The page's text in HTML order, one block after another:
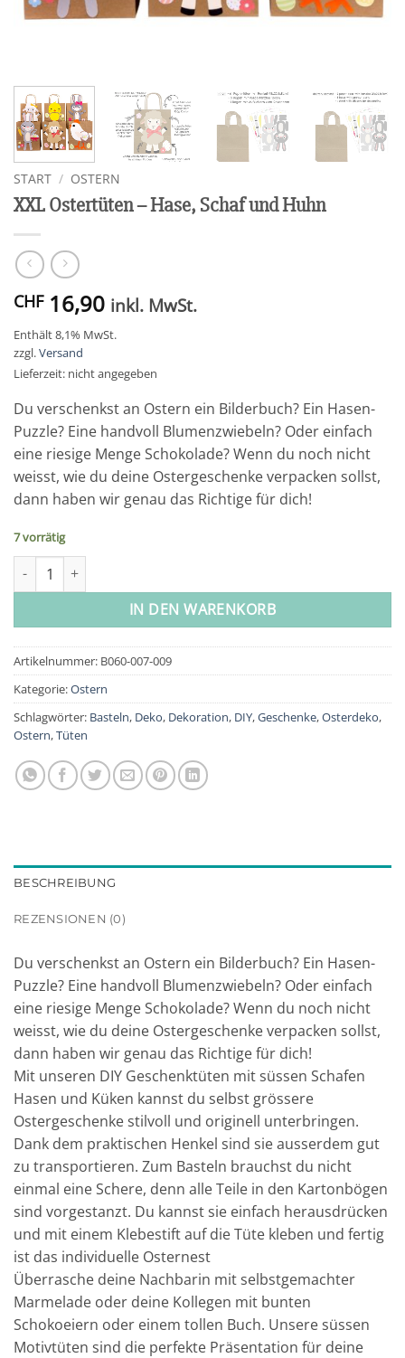
START / OSTERN
XXL Ostertüten – Hase, Schaf und Huhn
CHF16,90 inkl. MwSt.
Enthält 8,1% MwSt.
zzgl.Versand
Lieferzeit: nicht angegeben
Du verschenkst an Ostern ein Bilderbuch? Ein Hasen-
Puzzle? Eine handvoll Blumenzwiebeln? Oder einfach
eine riesige Menge Schokolade? Wenn du noch nicht
weisst, wie du deine Ostergeschenke verpacken sollst,
dann haben wir genau das Richtige für dich!
7 vorrätig
XXL Ostertüten - Hase, Schaf und Huhn Menge
IN DEN WARENKORB
Artikelnummer: B060-007-009
Kategorie:Ostern
Schlagwörter: Basteln, Deko, Dekoration, DIY,Geschenke,Osterdeko,
Ostern,Tüten
BESCHREIBUNG
REZENSIONEN (0)
Du verschenkst an Ostern ein Bilderbuch? Ein Hasen-
Puzzle? Eine handvoll Blumenzwiebeln? Oder einfach
eine riesige Menge Schokolade? Wenn du noch nicht
weisst, wie du deine Ostergeschenke verpacken sollst,
dann haben wir genau das Richtige für dich!
Mit unseren DIY Geschenktüten mit süssen Schafen
Hasen und Küken kannst du selbst grössere
Ostergeschenke stilvoll und originell unterbringen.
Dank dem praktischen Henkel sind sie ausserdem gut
zu transportieren. Zum Basteln brauchst du nicht
einmal eine Schere, denn alle Teile in den Kartonbögen
sind vorgestanzt. Du kannst sie einfach herausdrücken
und mit einem Klebestift auf die Tüte kleben und fertig
ist das individuelle Osternest
Überrasche deine Nachbarin mit selbstgemachter
Marmelade oder deine Kollegen mit bunten
Schokoeiern oder einem tollen Buch. Unsere süssen
Motivtüten sind die perfekte Präsentation für deine